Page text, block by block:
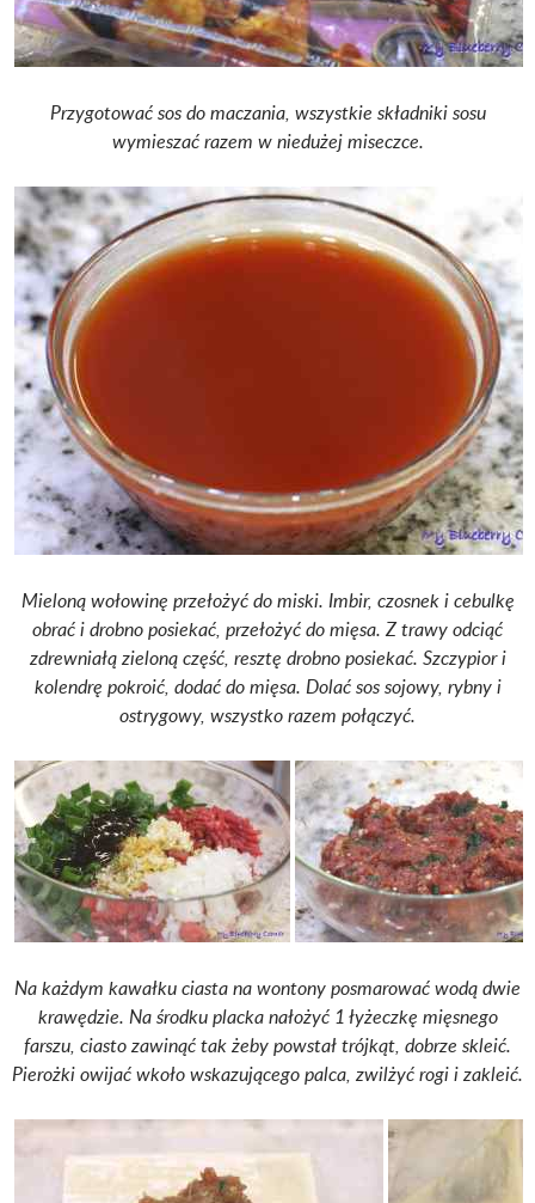
Przygotować sos do maczania, wszystkie składniki sosu
wymieszać razem w niedużej miseczce.
Mieloną wołowinę przełożyć do miski. Imbir, czosnek i cebulkę
obrać i drobno posiekać, przełożyć do mięsa. Z trawy odciąć
zdrewniałą zieloną część, resztę drobno posiekać. Szczypior i
kolendrę pokroić, dodać do mięsa. Dolać sos sojowy, rybny i
ostrygowy, wszystko razem połączyć.
Na każdym kawałku ciasta na wontony posmarować wodą dwie
krawędzie. Na środku placka nałożyć 1 łyżeczkę mięsnego
farszu, ciasto zawinąć tak żeby powstał trójkąt, dobrze skleić.
Pierożki owijać wkoło wskazującego palca, zwilżyć rogi i zakleić.